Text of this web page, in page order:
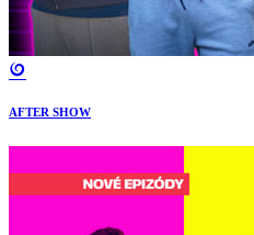
AFTER SHOW